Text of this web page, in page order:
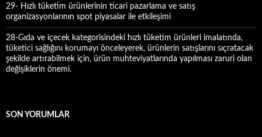
29- Hızlı tüketim ürünlerinin ticari pazarlama ve satış
organizasyonlarının spot piyasalar ile etkileşimi
28-Gıda ve içecek kategorisindeki hızlı tüketim ürünleri imalatında,
tüketici sağlığını korumayı önceleyerek, ürünlerin satışlarını sıçratacak
şekilde artırabilmek için, ürün muhteviyatlarında yapılması zaruri olan
değişiklerin önemi.
SON YORUMLAR